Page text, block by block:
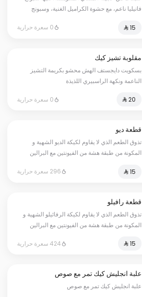
فانيليا ناعم، مع حشوة الكراميل الغنية، وسبونج
شوكولاتة الحليب ولمسة من الكارج الأحمر.
0 سعرة حرارية
مقلوبة تشيز كيك
بسكويت دايجستف الهش محشو بكريمة التشيز
الناعمة ونكهة الراسبيري اللذيذة
0 سعرة حرارية
قطعة ديو
تذوق الطعم الذي لا يقاوم لكيكة الديو الشهية و
المكونة من طبقة هشة من الفيونتين مع البرالين
الشوكولاتة، افضل خيار واشهى طعم لك ولكل افراد
296 سعرة حرارية
قطعة رافيلو
تذوق الطعم الذي لا يقاوم لكيكة الرفائيلو الشهية و
المكونة من طبقة هشة من الفيونتين مع البرالين
ولكل افراد العائلة
424 سعرة حرارية
علبة انجليش كيك تمر مع صوص
علبة انجليش كيك تمر مع صوص